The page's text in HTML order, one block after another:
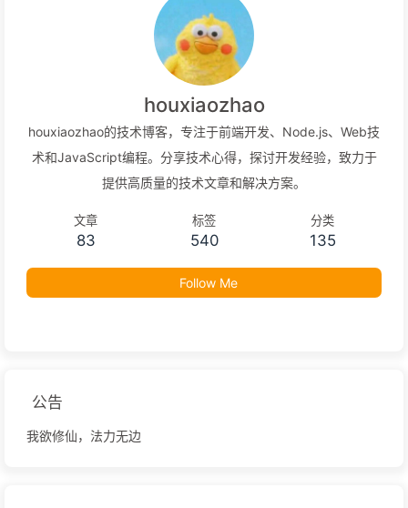
houxiaozhao
houxiaozhao的技术博客，专注于前端开发、Node.js、Web技
术和JavaScript编程。分享技术心得，探讨开发经验，致力于
提供高质量的技术文章和解决方案。
文章
83
标签
540
分类
135
Follow Me
公告
我欲修仙，法力无边